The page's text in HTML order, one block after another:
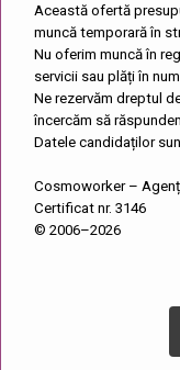
Această ofertă
muncă temporară în
Nu oferim muncă în
servicii sau plăți în
Ne rezervăm dreptul
încercăm să
Datele candidaților
Cosmoworker –
Certificat nr. 3146
© 2006–2026